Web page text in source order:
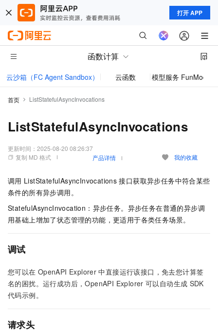
打开 APP
函数计算
云沙箱（FC Agent Sandbox） 云函数 模型服务 FunModel
首页 ListStatefulAsyncInvocations
ListStatefulAsyncInvocations
更新时间： 2025-08-20 08:26:37
复制 MD 格式
产品详情 我的收藏
调用 ListStatefulAsyncInvocations 接口获取异步任务中符合某些
条件的所有异步调用。
StatefulAsyncInvocation：异步任务。异步任务在普通的异步调
用基础上增加了状态管理的功能，更适用于各类任务场景。
调试
您可以在 OpenAPI Explorer 中直接运行该接口，免去您计算签
名的困扰。运行成功后，OpenAPI Explorer 可以自动生成 SDK
代码示例。
请求头